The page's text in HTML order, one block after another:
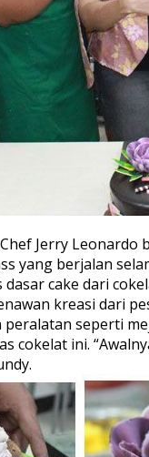
Jerry
yang berjalan
cake dari
kreasi dari
seperti
cokelat ini.